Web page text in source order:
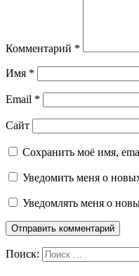
Комментарий *
Имя *
Email *
Сайт
Сохранить моё имя,
Уведомить меня о
Уведомлять меня о
Поиск: